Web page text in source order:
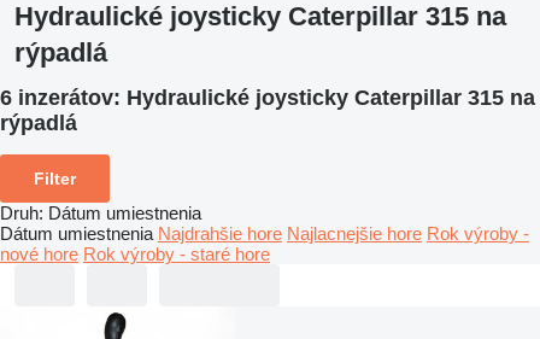
Hydraulické joysticky Caterpillar 315 na
rýpadlá
6 inzerátov: Hydraulické joysticky Caterpillar 315 na
rýpadlá
Filter
Druh: Dátum umiestnenia
Dátum umiestnenia Najdrahšie hore Najlacnejšie hore Rok výroby -
nové hore Rok výroby - staré hore